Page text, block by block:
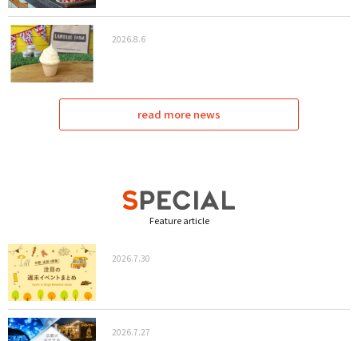
2026.8.6
read more news
Feature article
2026.7.30
2026.7.27